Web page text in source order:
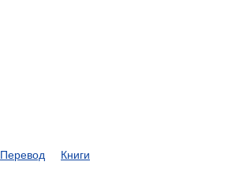
Перевод Книги